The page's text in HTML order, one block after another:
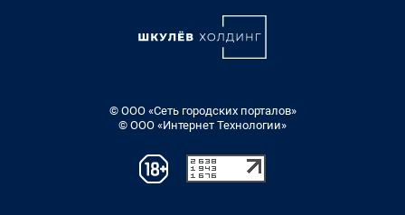
© ООО «Сеть городских порталов»
© ООО «Интернет Технологии»